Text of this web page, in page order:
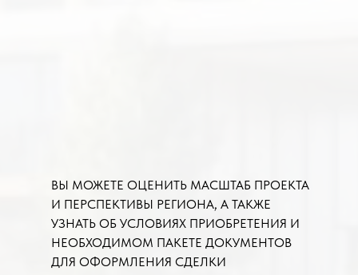
ВЫ МОЖЕТЕ ОЦЕНИТЬ МАСШТАБ ПРОЕКТА
И ПЕРСПЕКТИВЫ РЕГИОНА, А ТАКЖЕ
УЗНАТЬ ОБ УСЛОВИЯХ ПРИОБРЕТЕНИЯ И
НЕОБХОДИМОМ ПАКЕТЕ ДОКУМЕНТОВ
ДЛЯ ОФОРМЛЕНИЯ СДЕЛКИ